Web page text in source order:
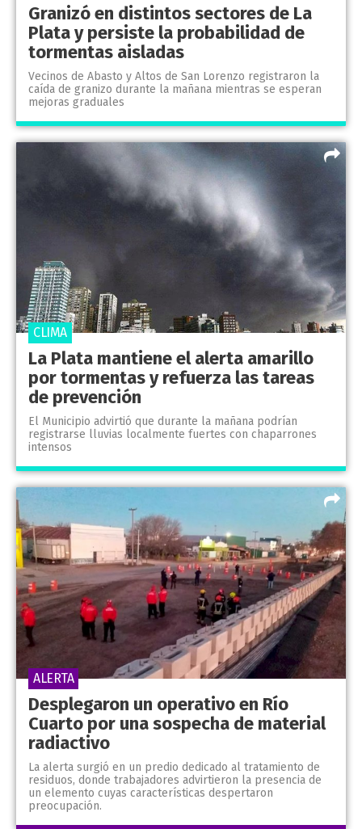
Granizó en distintos sectores de La
Plata y persiste la probabilidad de
tormentas aisladas
Vecinos de Abasto y Altos de San Lorenzo registraron la
caída de granizo durante la mañana mientras se esperan
mejoras graduales
La Plata mantiene el alerta amarillo
por tormentas y refuerza las tareas
de prevención
El Municipio advirtió que durante la mañana podrían
registrarse lluvias localmente fuertes con chaparrones
intensos
CLIMA
Desplegaron un operativo en Río
Cuarto por una sospecha de material
radiactivo
La alerta surgió en un predio dedicado al tratamiento de
residuos, donde trabajadores advirtieron la presencia de
un elemento cuyas características despertaron
preocupación.
ALERTA